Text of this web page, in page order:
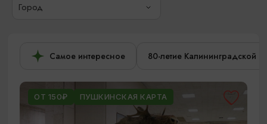
Город
Самое интересное 80-летие Калининградской
ОТ 150₽ ПУШКИНСКАЯ КАРТА